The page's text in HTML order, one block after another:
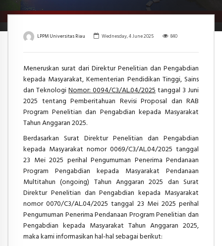
LPPM Universitas Riau Wednesday, 4 June 2025 840
Meneruskan surat dari Direktur Penelitian dan Pengabdian
kepada Masyarakat, Kementerian Pendidikan Tinggi, Sains
dan Teknologi Nomor: 0094/C3/AL.04/2025 tanggal 3 Juni
2025 tentang Pemberitahuan Revisi Proposal dan RAB
Program Penelitian dan Pengabdian kepada Masyarakat
Tahun Anggaran 2025.
Berdasarkan Surat Direktur Penelitian dan Pengabdian
kepada Masyarakat nomor 0069/C3/AL.04/2025 tanggal
23 Mei 2025 perihal Pengumuman Penerima Pendanaan
Program Pengabdian kepada Masyarakat Pendanaan
Multitahun (ongoing) Tahun Anggaran 2025 dan Surat
Direktur Penelitian dan Pengabdian kepada Masyarakat
nomor 0070/C3/AL.04/2025 tanggal 23 Mei 2025 perihal
Pengumuman Penerima Pendanaan Program Penelitian dan
Pengabdian kepada Masyarakat Tahun Anggaran 2025,
maka kami informasikan hal-hal sebagai berikut: